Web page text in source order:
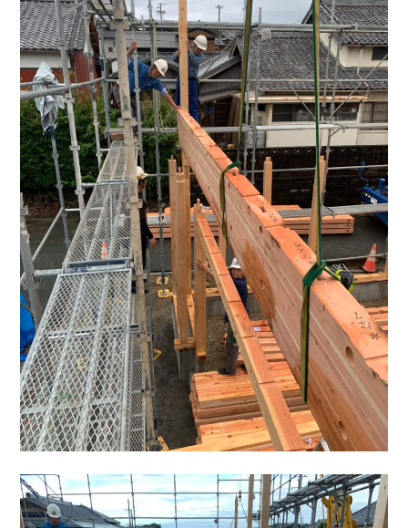
トップページ
ブログ
イベント
大工紹介
会社案内
採用情報
・資料請求
商品紹介
・MUKU
・DENTOU
・MARUTA
・CUSTOM
ORDER
・REFORM
家（施工事例一覧）
・MUKUの家一覧
・DENTOUの家一覧
・MARUTAの家一覧
・CUSTOM
ORDERの家一覧
・REFORMの家一覧
鈴茂の家づくり
建物いろいろ
お家見守り隊
土地について